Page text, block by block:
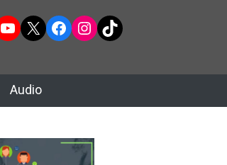
YouTube
X Facebook
Instagram
TikTok
Audio